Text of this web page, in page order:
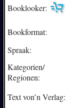
Booklooker:
Bookformat:
Spraak:
Kategorien/
Regionen:
Text von’n Verlag: